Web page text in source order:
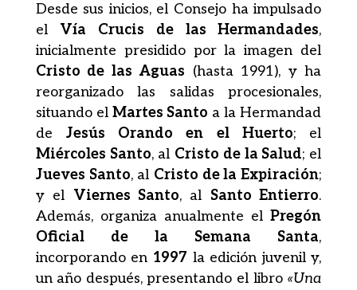
Desde sus inicios, el Consejo ha impulsado
el Vía Crucis de las Hermandades,
inicialmente presidido por la imagen del
Cristo de las Aguas (hasta 1991), y ha
reorganizado las salidas procesionales,
situando el Martes Santo a la Hermandad
deJesús Orando en el Huerto; el
Miércoles Santo, al Cristo de la Salud; el
Jueves Santo, al Cristo de la Expiración;
y el Viernes Santo, al Santo Entierro.
Además, organiza anualmente elPregón
Oficial de la Semana Santa,
incorporando en 1997 la edición juvenil y,
un año después, presentando el libro «Una